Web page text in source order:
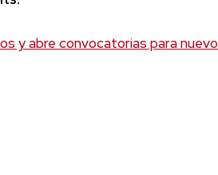
y abre convocatorias para